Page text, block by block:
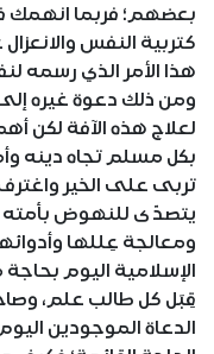
بعضهم؛ فربما
كتربية النفس
هذا الأمر الذي رسمه
ومن ذلك دعوة غيره
لعلاج هذه الآفة لكن
بكل مسلم تجاه دينه
تربى على الخير
يتصدّى للنهوض بأمته
ومعالجة عِللها
الإسلامية اليوم
قِبَل كل طالب علم،
الدعاة الموجودين